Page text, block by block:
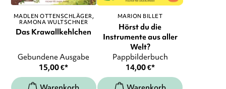
MADLEN OTTENSCHLÄGER
RAMONA WULTSCHNER
Das Krawallkehlchen
Gebundene Ausgabe
15,00€*
MARION BILLET
Hörst du die
Instrumente aus aller
Welt?
Pappbilderbuch
14,00€*